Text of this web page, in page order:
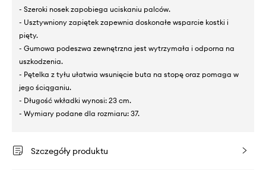
- Szeroki nosek zapobiega uciskaniu palców.
- Usztywniony zapiętek zapewnia doskonałe wsparcie kostki i
pięty.
- Gumowa podeszwa zewnętrzna jest wytrzymała i odporna na
uszkodzenia.
- Pętelka z tyłu ułatwia wsunięcie buta na stopę oraz pomaga w
jego ściąganiu.
- Długość wkładki wynosi: 23 cm.
- Wymiary podane dla rozmiaru: 37.
Szczegóły produktu